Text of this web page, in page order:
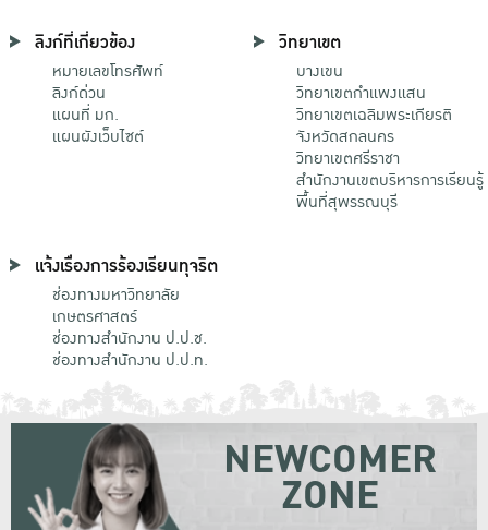
ลิงก์ที่เกี่ยวข้อง
หมายเลขโทรศัพท์
ลิงก์ด่วน
แผนที่ มก.
แผนผังเว็บไซต์
วิทยาเขต
บางเขน
วิทยาเขตกําแพงแสน
วิทยาเขตเฉลิมพระเกียรติ
จังหวัดสกลนคร
วิทยาเขตศรีราชา
สำนักงานเขตบริหารการเรียนรู้
พื้นที่สุพรรณบุรี
แจ้งเรื่องการร้องเรียนทุจริต
ช่องทางมหาวิทยาลัย
เกษตรศาสตร์
ช่องทางสำนักงาน ป.ป.ช.
ช่องทางสำนักงาน ป.ป.ท.
NEWCOMER
ZONE